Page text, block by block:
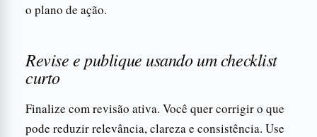
o plano de ação.
Revise e publique usando um checklist
curto
Finalize com revisão ativa. Você quer corrigir o que
pode reduzir relevância, clareza e consistência. Use